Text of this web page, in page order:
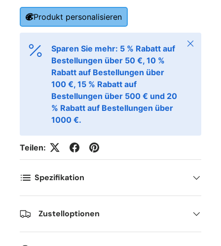
Produkt personalisieren
Sparen Sie mehr: 5 % Rabatt auf
Bestellungen über 50 €, 10 %
Rabatt auf Bestellungen über
100 €, 15 % Rabatt auf
Bestellungen über 500 € und 20
% Rabatt auf Bestellungen über
1000 €.
Schließen
Teilen:
Spezifikation
Zustelloptionen